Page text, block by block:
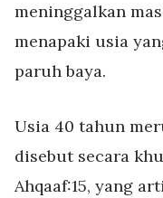
meninggalkan
menapaki usia
paruh baya.
Usia 40 tahun
disebut secara
Ahqaaf:15, yang